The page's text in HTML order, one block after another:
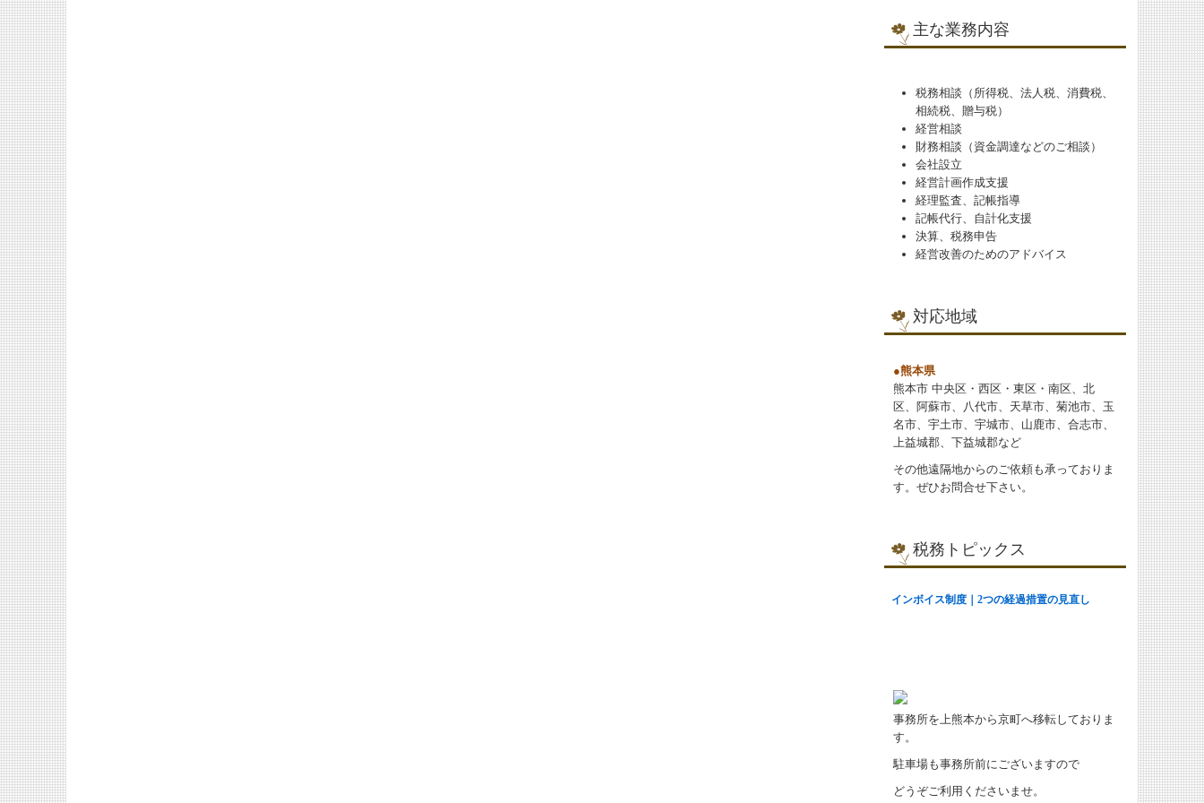
主な業務内容
税務相談（所得税、法人税、消費税、
相続税、贈与税）
経営相談
財務相談（資金調達などのご相談）
会社設立
経営計画作成支援
経理監査、記帳指導
記帳代行、自計化支援
決算、税務申告
経営改善のためのアドバイス
対応地域
●熊本県
熊本市 中央区・西区・東区・南区、北
区、阿蘇市、八代市、天草市、菊池市、玉
名市、宇土市、宇城市、山鹿市、合志市、
上益城郡、下益城郡など
その他遠隔地からのご依頼も承っておりま
す。ぜひお問合せ下さい。
税務トピックス
事務所を上熊本から京町へ移転しておりま
す。
駐車場も事務所前にございますので
どうぞご利用くださいませ。